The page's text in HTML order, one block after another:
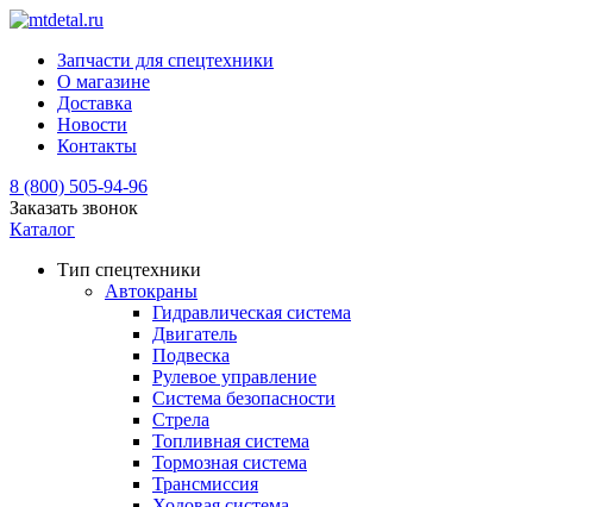
Запчасти для спецтехники
О магазине
Доставка
Новости
Контакты
8 (800) 505-94-96
Заказать звонок
Каталог
Тип спецтехники
Автокраны
Гидравлическая система
Двигатель
Подвеска
Рулевое управление
Система безопасности
Стрела
Топливная система
Тормозная система
Трансмиссия